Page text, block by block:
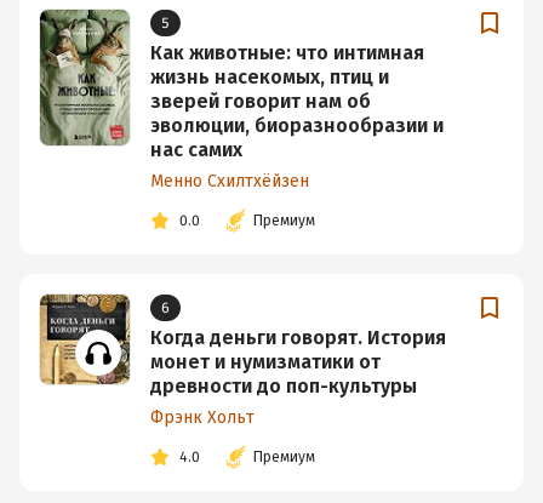
5
Как животные: что интимная
жизнь насекомых, птиц и
зверей говорит нам об
эволюции, биоразнообразии и
нас самих
Менно Схилтхёйзен
0.0 Премиум
6
Когда деньги говорят. История
монет и нумизматики от
древности до поп-культуры
Фрэнк Хольт
4.0 Премиум